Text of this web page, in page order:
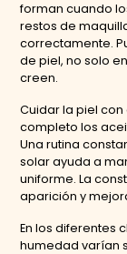
forman cuando
restos de
correctamente.
de piel, no solo
creen.
Cuidar la piel
completo los
Una rutina
solar ayuda a
uniforme. La
aparición y
En los diferentes
humedad varían